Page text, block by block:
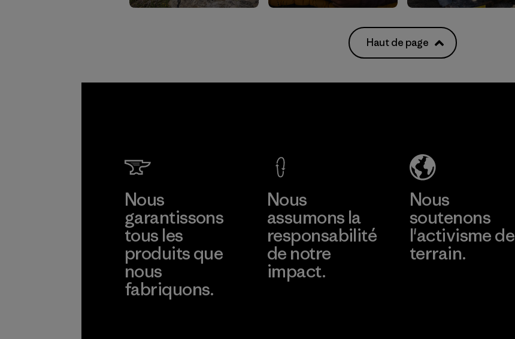
Haut de page
Nous
garantissons
tous les
produits que
nous
fabriquons.
Nous
assumons la
responsabilité
de notre
impact.
Nous
soutenons
l'activisme de
terrain.